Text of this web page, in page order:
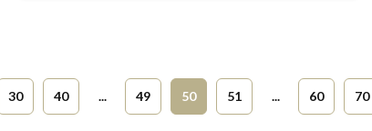
30 40 ... 49 50 51 ... 60 70